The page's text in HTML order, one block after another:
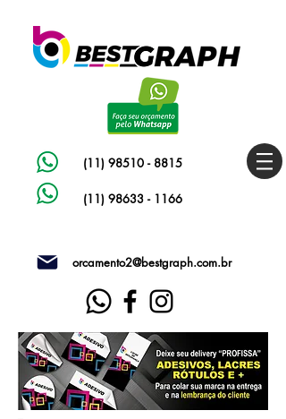
(11) 98510 - 8815
(11) 98633 - 1166
orcamento2@bestgraph.com.br